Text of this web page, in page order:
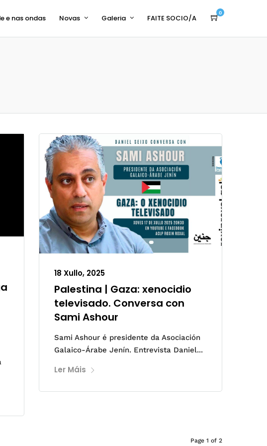
e nas ondas Novas Galeria FAITE SOCIO/A
0
18 Xullo, 2025
Palestina | Gaza: xenocidio
televisado. Conversa con
Sami Ashour
Sami Ashour é presidente da Asociación
Galaico-Árabe Jenín. Entrevista Daniel...
Ler Máis
Page 1 of 2